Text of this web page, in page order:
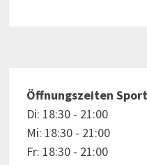
Öffnungszeiten
Di: 18:30 - 21:00
Mi: 18:30 - 21:00
Fr: 18:30 - 21:00